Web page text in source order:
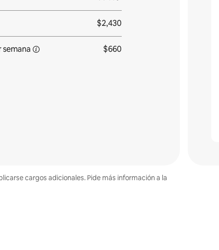
$2,430
semana $660
cargos adicionales. Pide más información a la